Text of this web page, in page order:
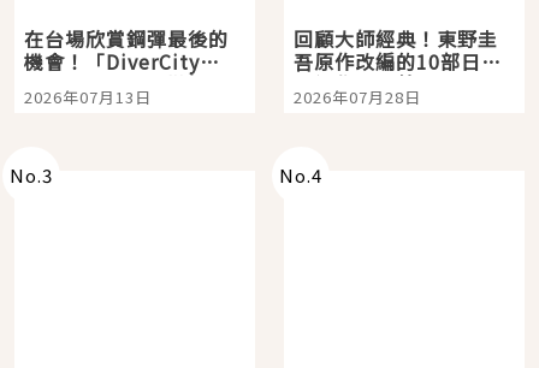
在台場欣賞鋼彈最後的
機會！「DiverCity
Tokyo Plaza」搭船、
購物、美食及夜景，一
2026年07月13日
回顧大師經典！東野圭
吾原作改編的10部日本
影視作品推薦
2026年07月28日
No.3 No.4